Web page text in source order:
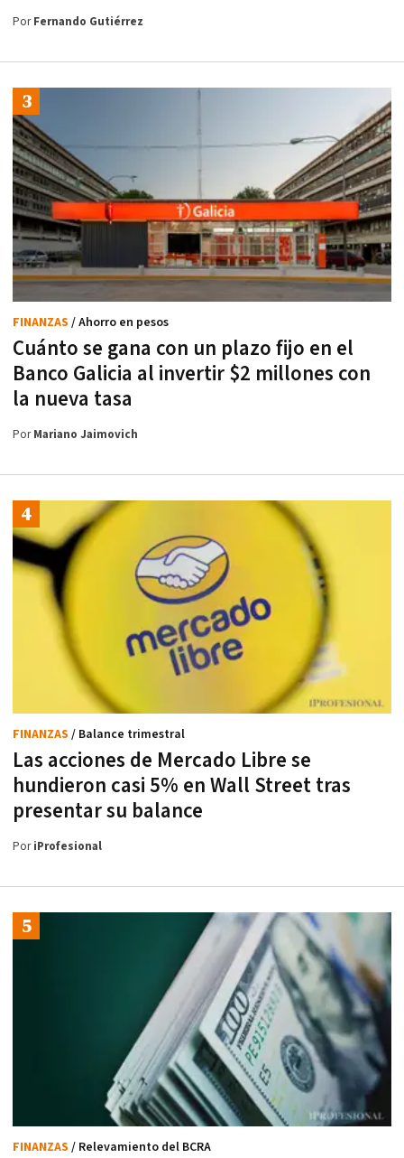
PorFernando Gutiérrez
Cuánto se gana con un plazo fijo en el
Banco Galicia al invertir $2 millones con
la nueva tasa
FINANZAS / Ahorro en pesos
PorMariano Jaimovich
Las acciones de Mercado Libre se
hundieron casi 5% en Wall Street tras
presentar su balance
FINANZAS / Balance trimestral
PoriProfesional
FINANZAS / Relevamiento del BCRA